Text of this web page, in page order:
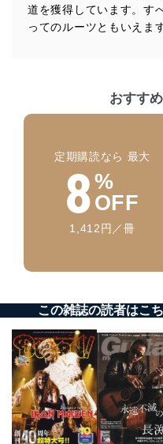
法令遵守
個人情報の安全管理措置
に、下記セキュリティ
施し、個人情報の漏え
正に努めます。
アクセス制御
個人データを取
機器を取り扱う従
の不要なアクセ
機器に標準装備さ
ーザーアカウント
ベース等を取り扱
者を識別・認証し
外部からの不正アクセ
個人データを取り
システムを最新の
個人データを取り
ソフトウェア等を
道を獲得しています。す
ってのルーツともいえます
おすす
定期購読なら 最大
8%
OFF
1,412円／冊
この雑誌の読者はこ